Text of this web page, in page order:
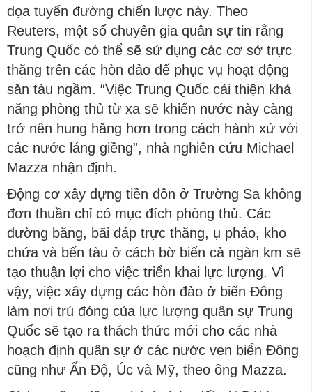
dọa tuyến đường chiến lược này. Theo
Reuters, một số chuyên gia quân sự tin rằng
Trung Quốc có thể sẽ sử dụng các cơ sở trực
thăng trên các hòn đảo để phục vụ hoạt động
săn tàu ngầm. “Việc Trung Quốc cải thiện khả
năng phòng thủ từ xa sẽ khiến nước này càng
trở nên hung hăng hơn trong cách hành xử với
các nước láng giềng”, nhà nghiên cứu Michael
Mazza nhận định.
Động cơ xây dựng tiền đồn ở Trường Sa không
đơn thuần chỉ có mục đích phòng thủ. Các
đường băng, bãi đáp trực thăng, ụ pháo, kho
chứa và bến tàu ở cách bờ biển cả ngàn km sẽ
tạo thuận lợi cho việc triển khai lực lượng. Vì
vậy, việc xây dựng các hòn đảo ở biển Đông
làm nơi trú đóng của lực lượng quân sự Trung
Quốc sẽ tạo ra thách thức mới cho các nhà
hoạch định quân sự ở các nước ven biển Đông
cũng như Ấn Độ, Úc và Mỹ, theo ông Mazza.